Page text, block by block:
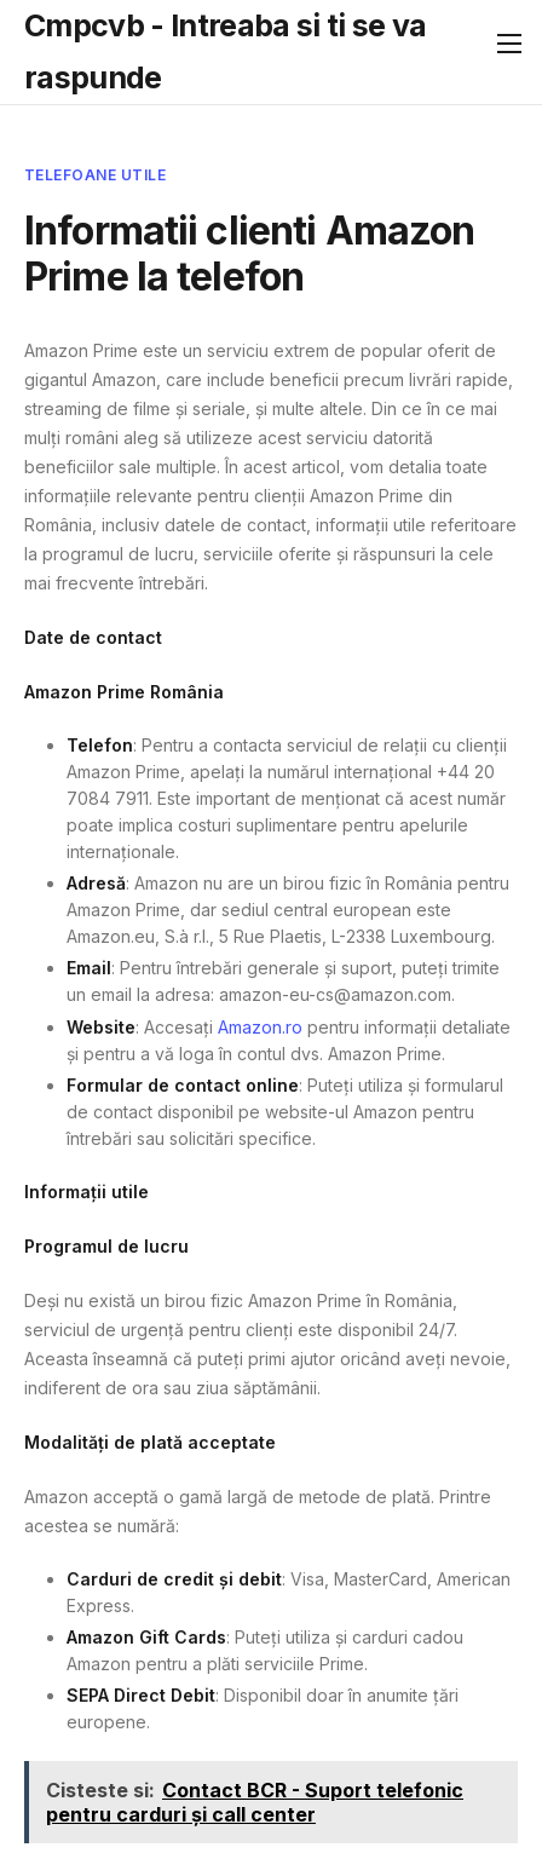
Cmpcvb - Intreaba si ti se va
raspunde
TELEFOANE UTILE
Informatii clienti Amazon
Prime la telefon
Amazon Prime este un serviciu extrem de popular oferit de
gigantul Amazon, care include beneficii precum livrări rapide,
streaming de filme și seriale, și multe altele. Din ce în ce mai
mulți români aleg să utilizeze acest serviciu datorită
beneficiilor sale multiple. În acest articol, vom detalia toate
informațiile relevante pentru clienții Amazon Prime din
România, inclusiv datele de contact, informații utile referitoare
la programul de lucru, serviciile oferite și răspunsuri la cele
mai frecvente întrebări.
Date de contact
Amazon Prime România
Telefon: Pentru a contacta serviciul de relații cu clienții
Amazon Prime, apelați la numărul internațional +44 20
7084 7911. Este important de menționat că acest număr
poate implica costuri suplimentare pentru apelurile
internaționale.
Adresă: Amazon nu are un birou fizic în România pentru
Amazon Prime, dar sediul central european este
Amazon.eu, S.à r.l., 5 Rue Plaetis, L-2338 Luxembourg.
Email: Pentru întrebări generale și suport, puteți trimite
un email la adresa: amazon-eu-cs@amazon.com.
Website: Accesați Amazon.ro pentru informații detaliate
și pentru a vă loga în contul dvs. Amazon Prime.
Formular de contact online: Puteți utiliza și formularul
de contact disponibil pe website-ul Amazon pentru
întrebări sau solicitări specifice.
Informații utile
Programul de lucru
Deși nu există un birou fizic Amazon Prime în România,
serviciul de urgență pentru clienți este disponibil 24/7.
Aceasta înseamnă că puteți primi ajutor oricând aveți nevoie,
indiferent de ora sau ziua săptămânii.
Modalități de plată acceptate
Amazon acceptă o gamă largă de metode de plată. Printre
acestea se numără:
Carduri de credit și debit: Visa, MasterCard, American
Express.
Amazon Gift Cards: Puteți utiliza și carduri cadou
Amazon pentru a plăti serviciile Prime.
SEPA Direct Debit: Disponibil doar în anumite țări
europene.
Cisteste si: Contact BCR - Suport telefonic
pentru carduri și call center